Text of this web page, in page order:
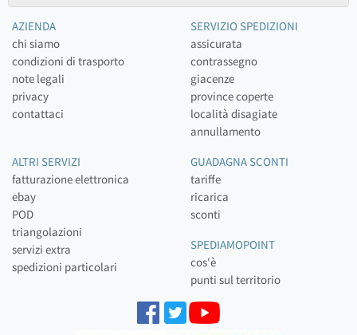
AZIENDA
chi siamo
condizioni di trasporto
note legali
privacy
contattaci
SERVIZIO SPEDIZIONI
assicurata
contrassegno
giacenze
province coperte
località disagiate
annullamento
ALTRI SERVIZI
fatturazione elettronica
ebay
POD
triangolazioni
servizi extra
spedizioni particolari
GUADAGNA SCONTI
tariffe
ricarica
sconti
SPEDIAMOPOINT
cos'è
punti sul territorio